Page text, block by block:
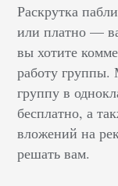
Раскрутка
или платно —
вы хотите
работу группы.
группу в
бесплатно, а
вложений на
решать вам.